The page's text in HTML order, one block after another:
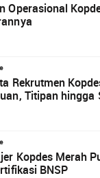
Operasional
Rekrutmen
Titipan hingga
Kopdes Merah
BNSP